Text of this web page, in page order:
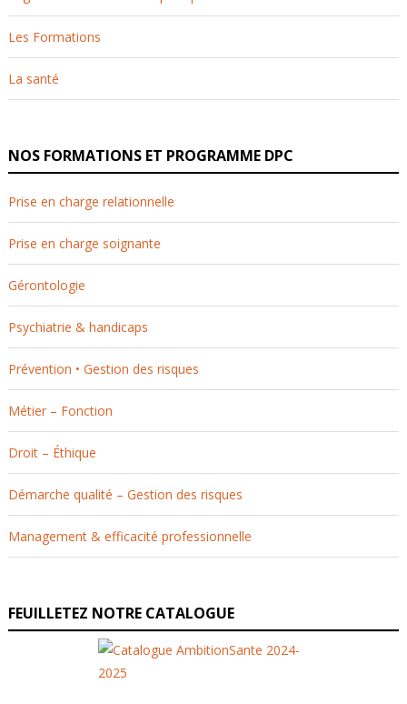
Les Formations
La santé
NOS FORMATIONS ET PROGRAMME DPC
Prise en charge relationnelle
Prise en charge soignante
Gérontologie
Psychiatrie & handicaps
Prévention • Gestion des risques
Métier – Fonction
Droit – Éthique
Démarche qualité – Gestion des risques
Management & efficacité professionnelle
FEUILLETEZ NOTRE CATALOGUE